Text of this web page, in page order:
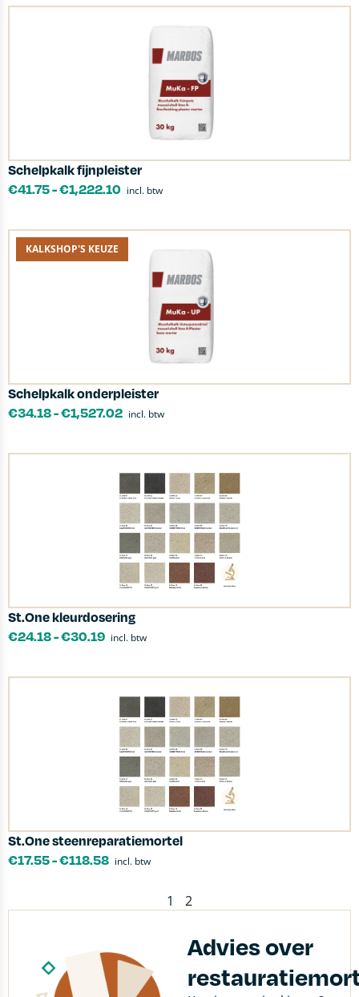
Schelpkalk fijnpleister
€41.75-€1,222.10 incl. btw
KALKSHOP'S KEUZE
Schelpkalk onderpleister
€34.18-€1,527.02 incl. btw
St.One kleurdosering
€24.18-€30.19 incl. btw
St.One steenreparatiemortel
€17.55-€118.58 incl. btw
1 2
Advies over